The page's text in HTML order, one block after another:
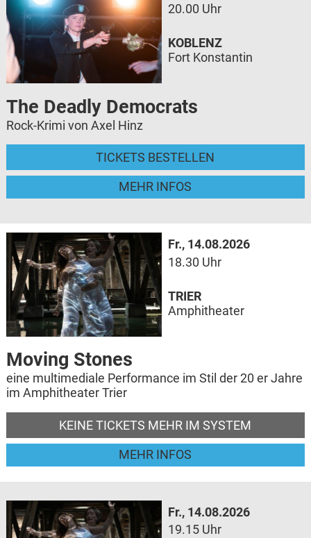
20.00 Uhr
The Deadly Democrats
Rock-Krimi von Axel Hinz
TICKETS BESTELLEN
MEHR INFOS
KOBLENZ
Fort Konstantin
Fr., 14.08.2026
18.30 Uhr
Moving Stones
eine multimediale Performance im Stil der 20 er Jahre
im Amphitheater Trier
KEINE TICKETS MEHR IM SYSTEM
MEHR INFOS
TRIER
Amphitheater
Fr., 14.08.2026
19.15 Uhr